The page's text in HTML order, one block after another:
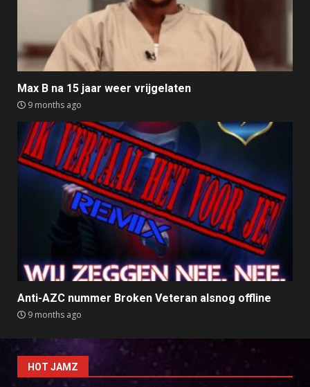
Max B na 15 jaar weer vrijgelaten
9 months ago
Anti-AZC nummer Broken Veteran alsnog offline
9 months ago
HOT JAMZ